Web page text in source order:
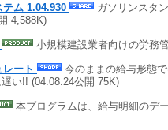
テム 1.04.930
ガソリンスタ
4,588K)
小規模建設業者向けの労務
ート
今のままの給与形態
い!! (04.08.24公開 75K)
本プログラムは、給与明細のデ